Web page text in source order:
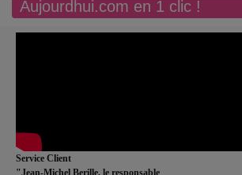
Aujourdhui.com en 1 clic !
Service Client
"Jean-Michel Berille, le responsable